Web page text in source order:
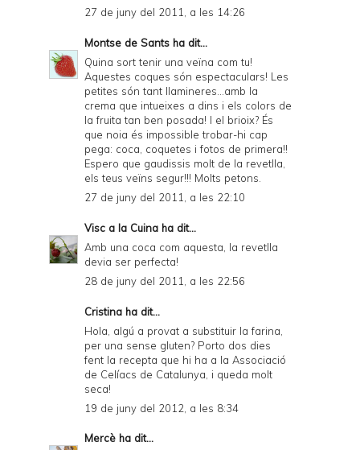
27 de juny del 2011, a les 14:26
Montse de Sants ha dit...
Quina sort tenir una veïna com tu!
Aquestes coques són espectaculars! Les
petites són tant llamineres...amb la
crema que intueixes a dins i els colors de
la fruita tan ben posada! I el brioix? És
que noia és impossible trobar-hi cap
pega: coca, coquetes i fotos de primera!!
Espero que gaudissis molt de la revetlla,
els teus veïns segur!!! Molts petons.
27 de juny del 2011, a les 22:10
Visc a la Cuina ha dit...
Amb una coca com aquesta, la revetlla
devia ser perfecta!
28 de juny del 2011, a les 22:56
Cristina ha dit...
Hola, algú a provat a substituir la farina,
per una sense gluten? Porto dos dies
fent la recepta que hi ha a la Associació
de Celíacs de Catalunya, i queda molt
seca!
19 de juny del 2012, a les 8:34
Mercè ha dit...